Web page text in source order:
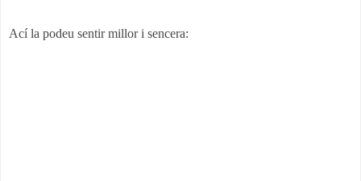
Ací la podeu sentir millor i sencera: